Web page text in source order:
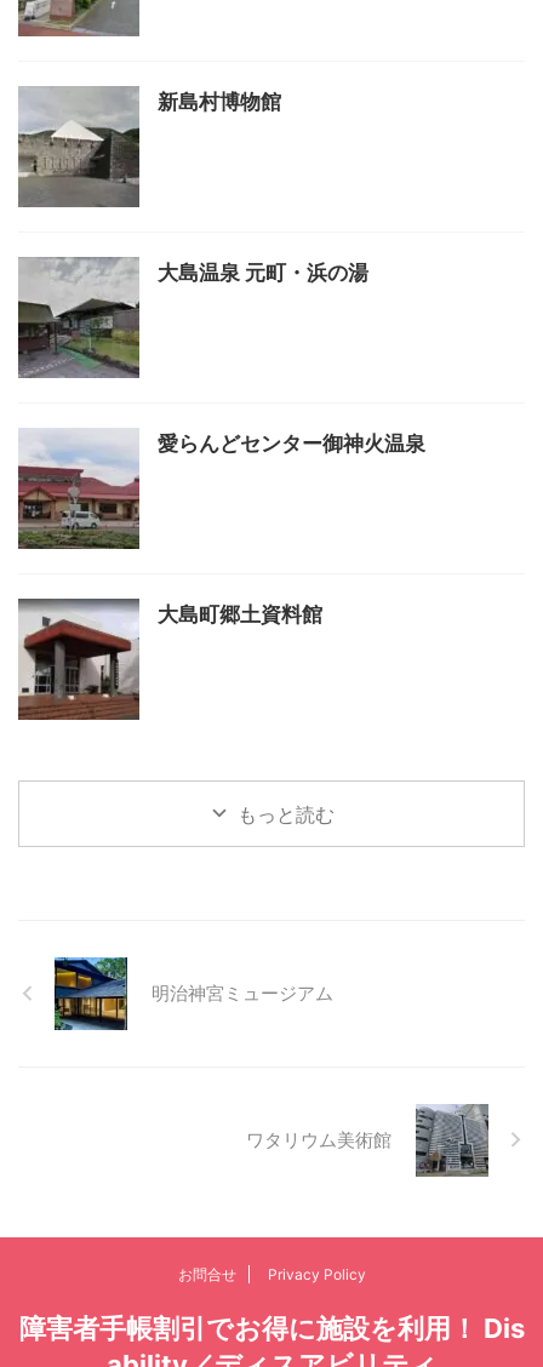
新島村博物館
大島温泉 元町・浜の湯
愛らんどセンター御神火温泉
大島町郷土資料館
もっと読む
明治神宮ミュージアム
ワタリウム美術館
お問合せ Privacy Policy
障害者手帳割引でお得に施設を利用！ Dis